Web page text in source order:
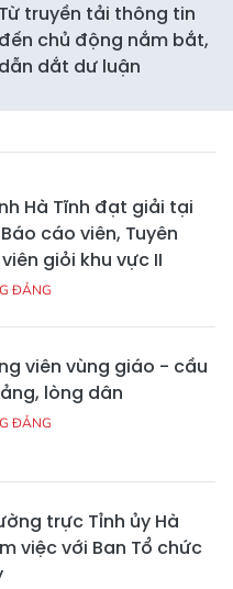
Từ truyền tải thông tin
đến chủ động nắm bắt,
dẫn dắt dư luận
Hà Tĩnh đạt giải tại
cáo viên, Tuyên
giỏi khu vực II
ĐẢNG
viên vùng giáo - cầu
lòng dân
ĐẢNG
trực Tỉnh ủy Hà
việc với Ban Tổ chức